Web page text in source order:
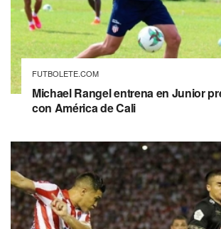
FUTBOLETE.COM
Michael Rangel entrena en Junior
con América de Cali